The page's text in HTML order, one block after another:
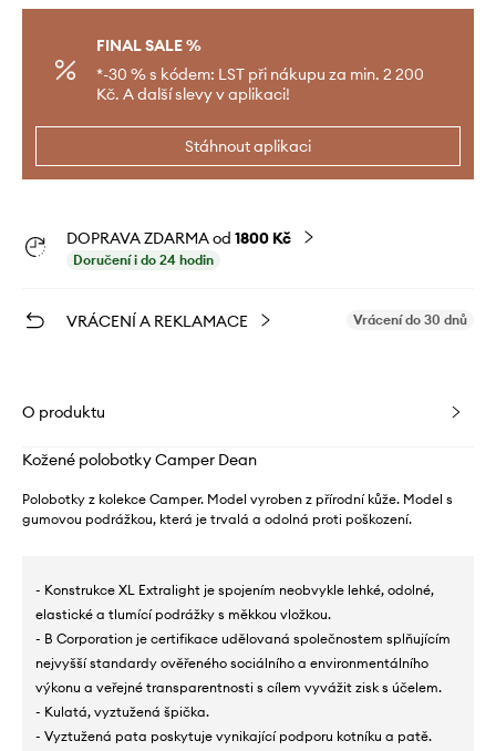
FINAL SALE %
*-30 % s kódem: LST při nákupu za min. 2 200
Kč. A další slevy v aplikaci!
Stáhnout aplikaci
DOPRAVA ZDARMA od 1800 Kč
Doručení i do 24 hodin
VRÁCENÍ A REKLAMACE Vrácení do 30 dnů
O produktu
Kožené polobotky Camper Dean
Polobotky z kolekce Camper. Model vyroben z přírodní kůže. Model s
gumovou podrážkou, která je trvalá a odolná proti poškození.
- Konstrukce XL Extralight je spojením neobvykle lehké, odolné,
elastické a tlumící podrážky s měkkou vložkou.
- B Corporation je certifikace udělovaná společnostem splňujícím
nejvyšší standardy ověřeného sociálního a environmentálního
výkonu a veřejné transparentnosti s cílem vyvážit zisk s účelem.
- Kulatá, vyztužená špička.
- Vyztužená pata poskytuje vynikající podporu kotníku a patě.